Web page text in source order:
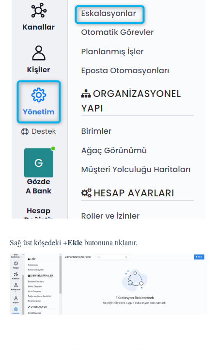
Kullanıcı Bildirim Ayarları (E-posta, Masaüstü, Mobil)
Kullanıcı daveti
Hesap Ayarları
Kişi Arama
Otomasyon
Entegrasyon
Çalışan Deneyimi (EX)
Öngörüler
Metin Analizi
Planlayıcı
Pisano Destek Hakkında
Sağ üst köşedeki +Eklebutonuna tıklanır.